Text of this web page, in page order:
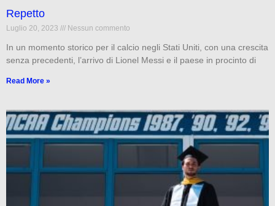
Repetto
Luglio 20, 2023 Nessun commento
In un momento storico per il calcio negli Stati Uniti, con una crescita
senza precedenti, l’arrivo di Lionel Messi e il paese in procinto di
Read More »